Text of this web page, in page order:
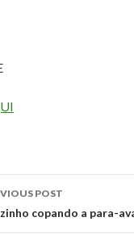
POST
copando a para-